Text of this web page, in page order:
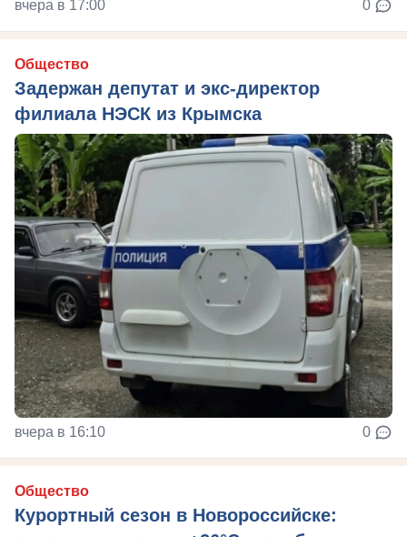
вчера в 17:00 0
Общество
Задержан депутат и экс-директор
филиала НЭСК из Крымска
вчера в 16:10 0
Общество
Курортный сезон в Новороссийске: